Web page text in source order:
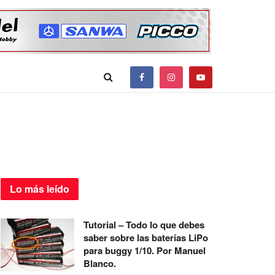
Lo más leído
Tutorial – Todo lo que debes
saber sobre las baterías LiPo
para buggy 1/10. Por Manuel
Blanco.